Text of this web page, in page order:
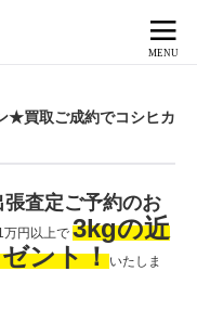
★買取ご成約でコシヒカ
張査定ご予約のお
円以上で 3kgの近
ント！いたしま